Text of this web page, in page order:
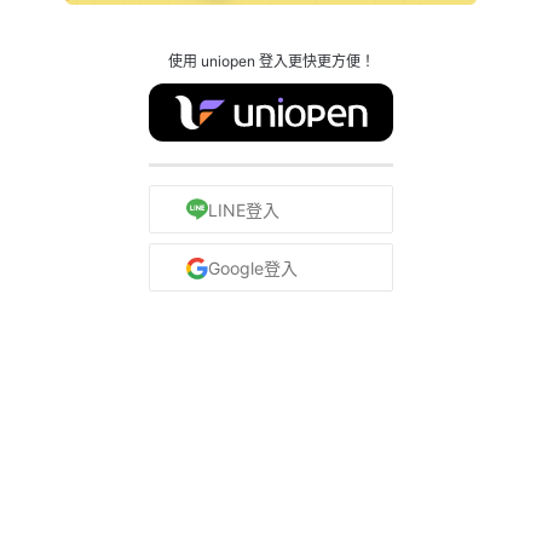
使用 uniopen 登入更快更方便！
LINE登入
Google登入